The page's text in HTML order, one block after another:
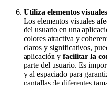
Utiliza elementos
Los elementos visuales
del usuario en una
colores atractiva y
claros y significativos,
aplicación y facilitar la
parte del usuario. Es
y al espaciado para
pantallas de diferentes